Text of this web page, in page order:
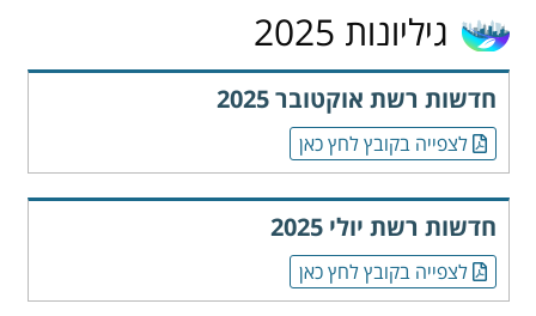
גיליונות 2025
חדשות רשת אוקטובר 2025
לצפייה בקובץ לחץ כאן
חדשות רשת יולי 2025
לצפייה בקובץ לחץ כאן